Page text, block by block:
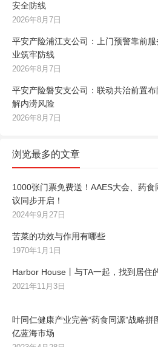
安全防线
2026年8月7日
平安产险浦江支公司：上门预警靠前服
业筑牢防线
2026年8月7日
平安产险磐安支公司：联动共治前置
解内涝风险
2026年8月7日
浏览最多的文章
1000张门票免费送！AAES大会、药食
议同步开启！
2024年9月27日
苦菜的功效与作用有哪些
1970年1月1日
Harbor House丨与TA一起，找到居住
2021年11月3日
叶同仁健康产业完善“药食同源”战略拼
亿蓝海市场